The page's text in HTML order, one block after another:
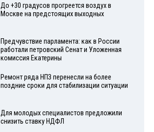
До +30 градусов прогреется воздух в
Москве на предстоящих выходных
Предчувствие парламента: как в России
работали петровский Сенат и Уложенная
комиссия Екатерины
Ремонт ряда НПЗ перенесли на более
поздние сроки для стабилизации ситуации
Для молодых специалистов предложили
снизить ставку НДФЛ